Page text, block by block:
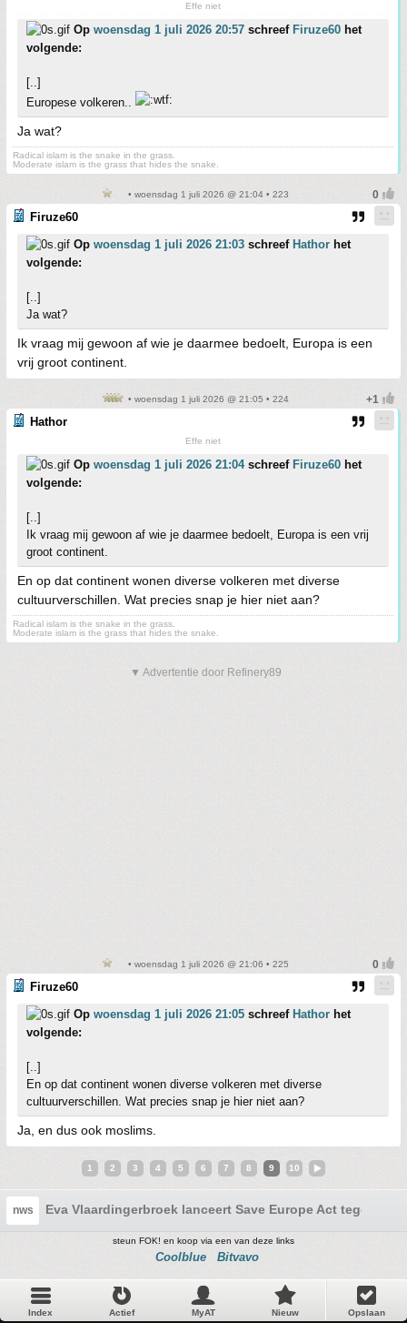
Effe niet
Op woensdag 1 juli 2026 20:57 schreef Firuze60 het
volgende:
[..]
Europese volkeren..
Ja wat?
Radical islam is the snake in the grass.
Moderate islam is the grass that hides the snake.
• woensdag 1 juli 2026 @ 21:04 • 223
Firuze60
Op woensdag 1 juli 2026 21:03 schreef Hathor het
volgende:
[..]
Ja wat?
Ik vraag mij gewoon af wie je daarmee bedoelt, Europa is een
vrij groot continent.
• woensdag 1 juli 2026 @ 21:05 • 224
Hathor
Effe niet
Op woensdag 1 juli 2026 21:04schreef Firuze60 het
volgende:
[..]
Ik vraag mij gewoon af wie je daarmee bedoelt, Europa is een vrij
groot continent.
En op dat continent wonen diverse volkeren met diverse
cultuurverschillen. Wat precies snap je hier niet aan?
Radical islam is the snake in the grass.
Moderate islam is the grass that hides the snake.
▼ Advertentie door Refinery89
• woensdag 1 juli 2026 @ 21:06 • 225
Firuze60
Op woensdag 1 juli 2026 21:05 schreef Hathor het
volgende:
[..]
En op dat continent wonen diverse volkeren met diverse
cultuurverschillen. Wat precies snap je hier niet aan?
Ja, en dus ook moslims.
1 2 3 4 5 6 7 8 9 10
nws Eva Vlaardingerbroek lanceert Save Europe Act tegen
steun FOK! en koop via een van deze links
Coolblue Bitvavo
Index Actief MyAT Nieuw Opslaan